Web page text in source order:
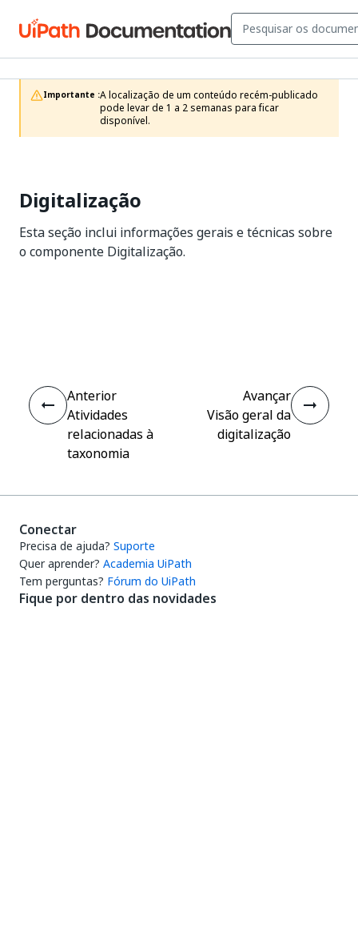
Importante :A localização de um conteúdo recém-publicado
pode levar de 1 a 2 semanas para ficar
disponível.
Digitalização
Esta seção inclui informações gerais e técnicas sobre
o componente Digitalização.
Anterior
Atividades
relacionadas à
taxonomia
Avançar
Visão geral da
digitalização
Conectar
Precisa de ajuda? Suporte
Quer aprender? Academia UiPath
Tem perguntas? Fórum do UiPath
Fique por dentro das novidades